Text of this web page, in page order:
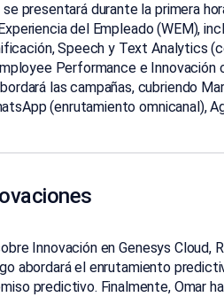
se presentará durante la primera
del Empleado (WEM),
Speech y Text Analytics
Performance e Innovación
las campañas, cubriendo
(enrutamientoomnicanal ),
Innovación enGenesys Cloud,
abordará el enrutamiento
predictivo. Finalmente, Omar